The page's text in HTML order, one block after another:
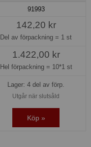
91993
142,20 kr
Del av förpackning = 1 st
1.422,00 kr
Hel förpackning = 10*1 st
Lager: 4 del av förp.
Utgår när slutsåld
Köp »